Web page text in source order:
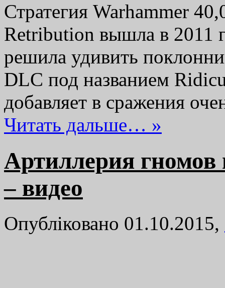
Стратегия Warhammer
Retribution вышла в 2011
решила удивить
DLC под названием
добавляет в сражения
Читать дальше… »
Артиллерия
– видео
Опубліковано 01.10.2015,